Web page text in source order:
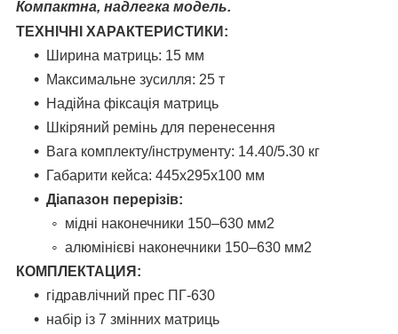
Компактна, надлегка модель.
ТЕХНІЧНІ ХАРАКТЕРИСТИКИ:
Ширина матриць: 15 мм
Максимальне зусилля: 25 т
Надійна фіксація матриць
Шкіряний ремінь для перенесення
Вага комплекту/інструменту: 14.40/5.30 кг
Габарити кейса: 445х295х100 мм
Діапазон перерізів:
мідні наконечники 150–630 мм2
алюмінієві наконечники 150–630 мм2
КОМПЛЕКТАЦИЯ:
гідравлічний прес ПГ-630
набір із 7 змінних матриць